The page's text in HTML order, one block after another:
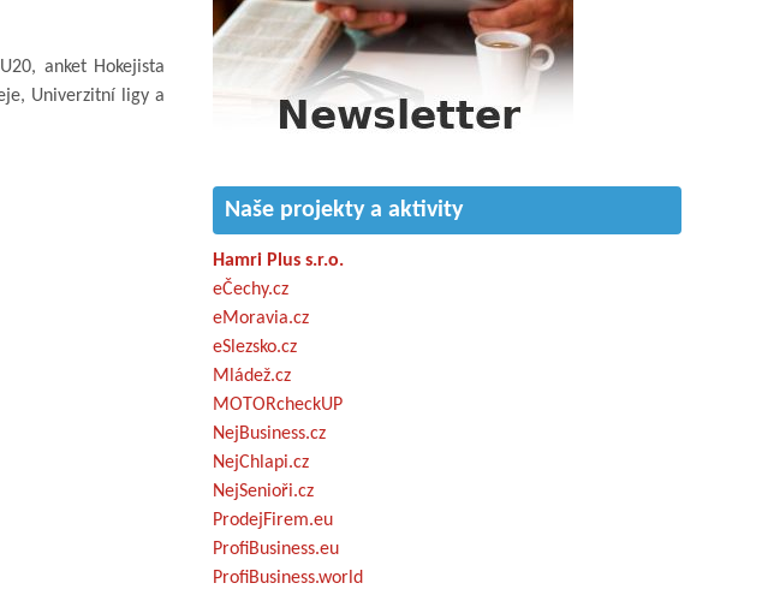
anket Hokejista
Univerzitní ligy a
Naše projekty a aktivity
Hamri Plus s.r.o.
eČechy.cz
eMoravia.cz
eSlezsko.cz
Mládež.cz
MOTORcheckUP
NejBusiness.cz
NejChlapi.cz
NejSenioři.cz
ProdejFirem.eu
ProfiBusiness.eu
ProfiBusiness.world